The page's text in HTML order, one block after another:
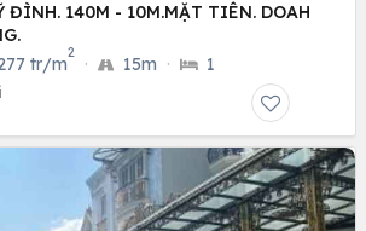
ĐÌNH. 140M - 10M.MẶT TIÊN. DOAH
tr/m
2
· 15m · 1